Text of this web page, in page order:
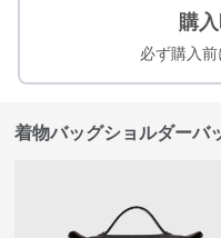
購
必ず購入前
着物バッグショルダーバ